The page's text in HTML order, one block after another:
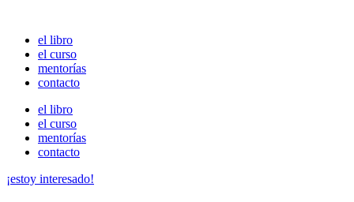
contenidoel libro
el curso
mentorías
contacto
el libro
el curso
mentorías
contacto
¡estoy interesado!